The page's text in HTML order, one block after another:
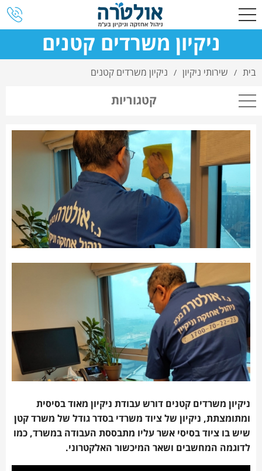
ניקיון משרדים קטנים
בית / שירותי ניקיון / ניקיון משרדים קטנים
קטגוריות
ניקיון משרדים קטנים דורש עבודת ניקיון מאוד בסיסית
ומתומצתת, ניקיון של ציוד משרדי בסדר גודל של משרד קטן
שיש בו ציוד בסיסי אשר עליו מתבססת העבודה במשרד, כמו
לדוגמה המחשבים ושאר המיכשור האלקטרוני.